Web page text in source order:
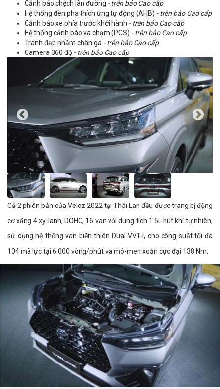
Cảnh báo chệch làn đường - trên bảo Cao cấp
Hệ thống đèn pha thích ứng tự động (AHB) - trên bảo Cao cấp
Cảnh báo xe phía trước khởi hành - trên bảo Cao cấp
Hệ thống cảnh báo va chạm (PCS) - trên bảo Cao cấp
Tránh đạp nhầm chân ga - trên bảo Cao cấp
Camera 360 độ - trên bảo Cao cấp
Cả 2 phiên bản của Veloz 2022 tại Thái Lan đều được trang bị động
cơ xăng 4 xy-lanh, DOHC, 16 van với dung tích 1.5L hút khí tự nhiên,
sử dụng hệ thống van biến thiên Dual VVT-I, cho công suất tối đa
104 mã lực tại 6.000 vòng/phút và mô-men xoắn cực đại 138 Nm.